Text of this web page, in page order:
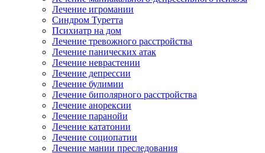
Лечение игромании
Синдром Туретта
Психиатр на дом
Лечение тревожного расстройства
Лечение панических атак
Лечение неврастении
Лечение депрессии
Лечение булимии
Лечение биполярного расстройства
Лечение анорексии
Лечение паранойи
Лечение кататонии
Лечение социопатии
Лечение мании преследования